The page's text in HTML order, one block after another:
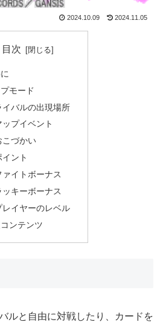
2024.10.09 2024.11.05
目次
モード
イバルの出現場所
ップイベント
こづかい
イント
ァイトボーナス
ッキーボーナス
レイヤーのレベル
ンテンツ
ルと自由に対戦したり、カードを